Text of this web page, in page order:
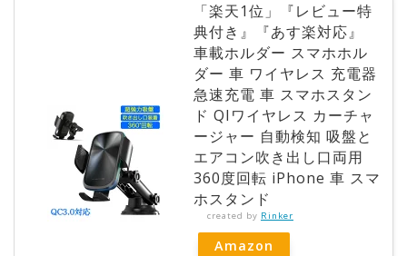
「楽天1位」『レビュー特
典付き』『あす楽対応』
車載ホルダー スマホホル
ダー 車 ワイヤレス 充電器
急速充電 車 スマホスタン
ド QIワイヤレス カーチャ
ージャー 自動検知 吸盤と
エアコン吹き出し口両用
360度回転 iPhone 車 スマ
ホスタンド
created by Rinker
Amazon